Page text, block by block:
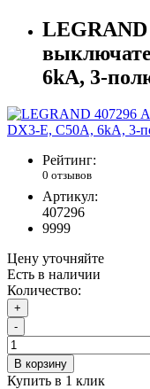
LEGRAND
6kA, 3-
Рейтинг:
0 отзывов
Артикул:
407296
9999
Цену уточняйте
Есть в наличии
Количество:
+
-
В корзину
Купить в 1 клик